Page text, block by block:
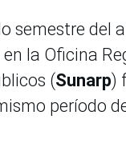
semestre del
la Oficina
(Sunarp)
período